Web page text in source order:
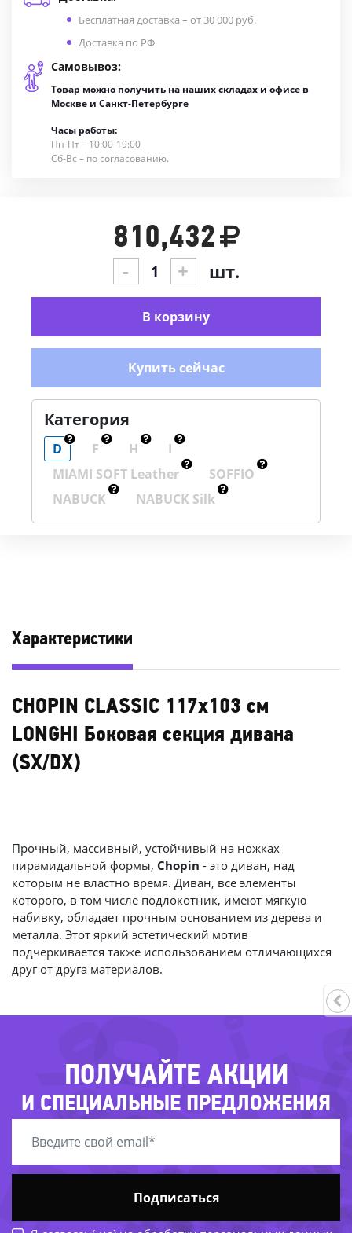
Бесплатная доставка – от 30 000 руб.
Доставка по РФ
Самовывоз:
Товар можно получить на наших складах и офисе в
Москве и Санкт-Петербурге
Часы работы:
Пн-Пт – 10:00-19:00
Сб-Вс – по согласованию.
Категория
D F H
I
MIAMI SOFT Leather
SOFFIO
NABUCK
NABUCK Silk
810,432
- + шт.
В корзину
Купить сейчас
Характеристики
CHOPIN CLASSIC 117х103 см
LONGHI Боковая секция дивана
(SX/DX)
Прочный, массивный, устойчивый на ножках
пирамидальной формы, Chopin - это диван, над
которым не властно время. Диван, все элементы
которого, в том числе подлокотник, имеют мягкую
набивку, обладает прочным основанием из дерева и
металла. Этот яркий эстетический мотив
подчеркивается также использованием отличающихся
друг от друга материалов.
ПОЛУЧАЙТЕ АКЦИИ
И СПЕЦИАЛЬНЫЕ ПРЕДЛОЖЕНИЯ
Подписаться -
-74%
-
-40%-